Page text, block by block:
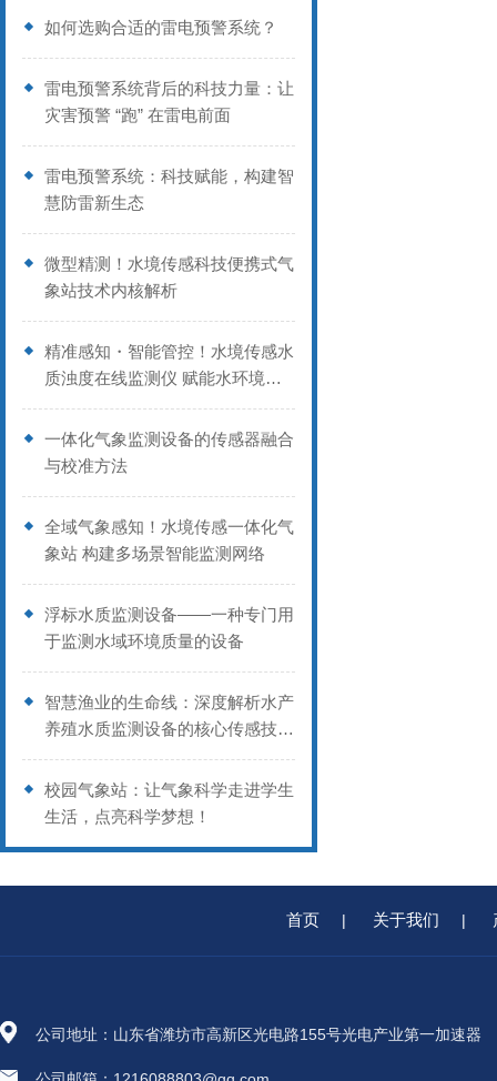
如何选购合适的雷电预警系统？
雷电预警系统背后的科技力量：让
灾害预警 “跑” 在雷电前面
雷电预警系统：科技赋能，构建智
慧防雷新生态
微型精测！水境传感科技便携式气
象站技术内核解析
精准感知・智能管控！水境传感水
质浊度在线监测仪 赋能水环境精
细化监测
一体化气象监测设备的传感器融合
与校准方法
全域气象感知！水境传感一体化气
象站 构建多场景智能监测网络
浮标水质监测设备——一种专门用
于监测水域环境质量的设备
智慧渔业的生命线：深度解析水产
养殖水质监测设备的核心传感技术
与科学养护指南
校园气象站：让气象科学走进学生
生活，点亮科学梦想！
首页 | 关于我们 |
公司地址：山东省潍坊市高新区光电路155号光电产业第一加速器